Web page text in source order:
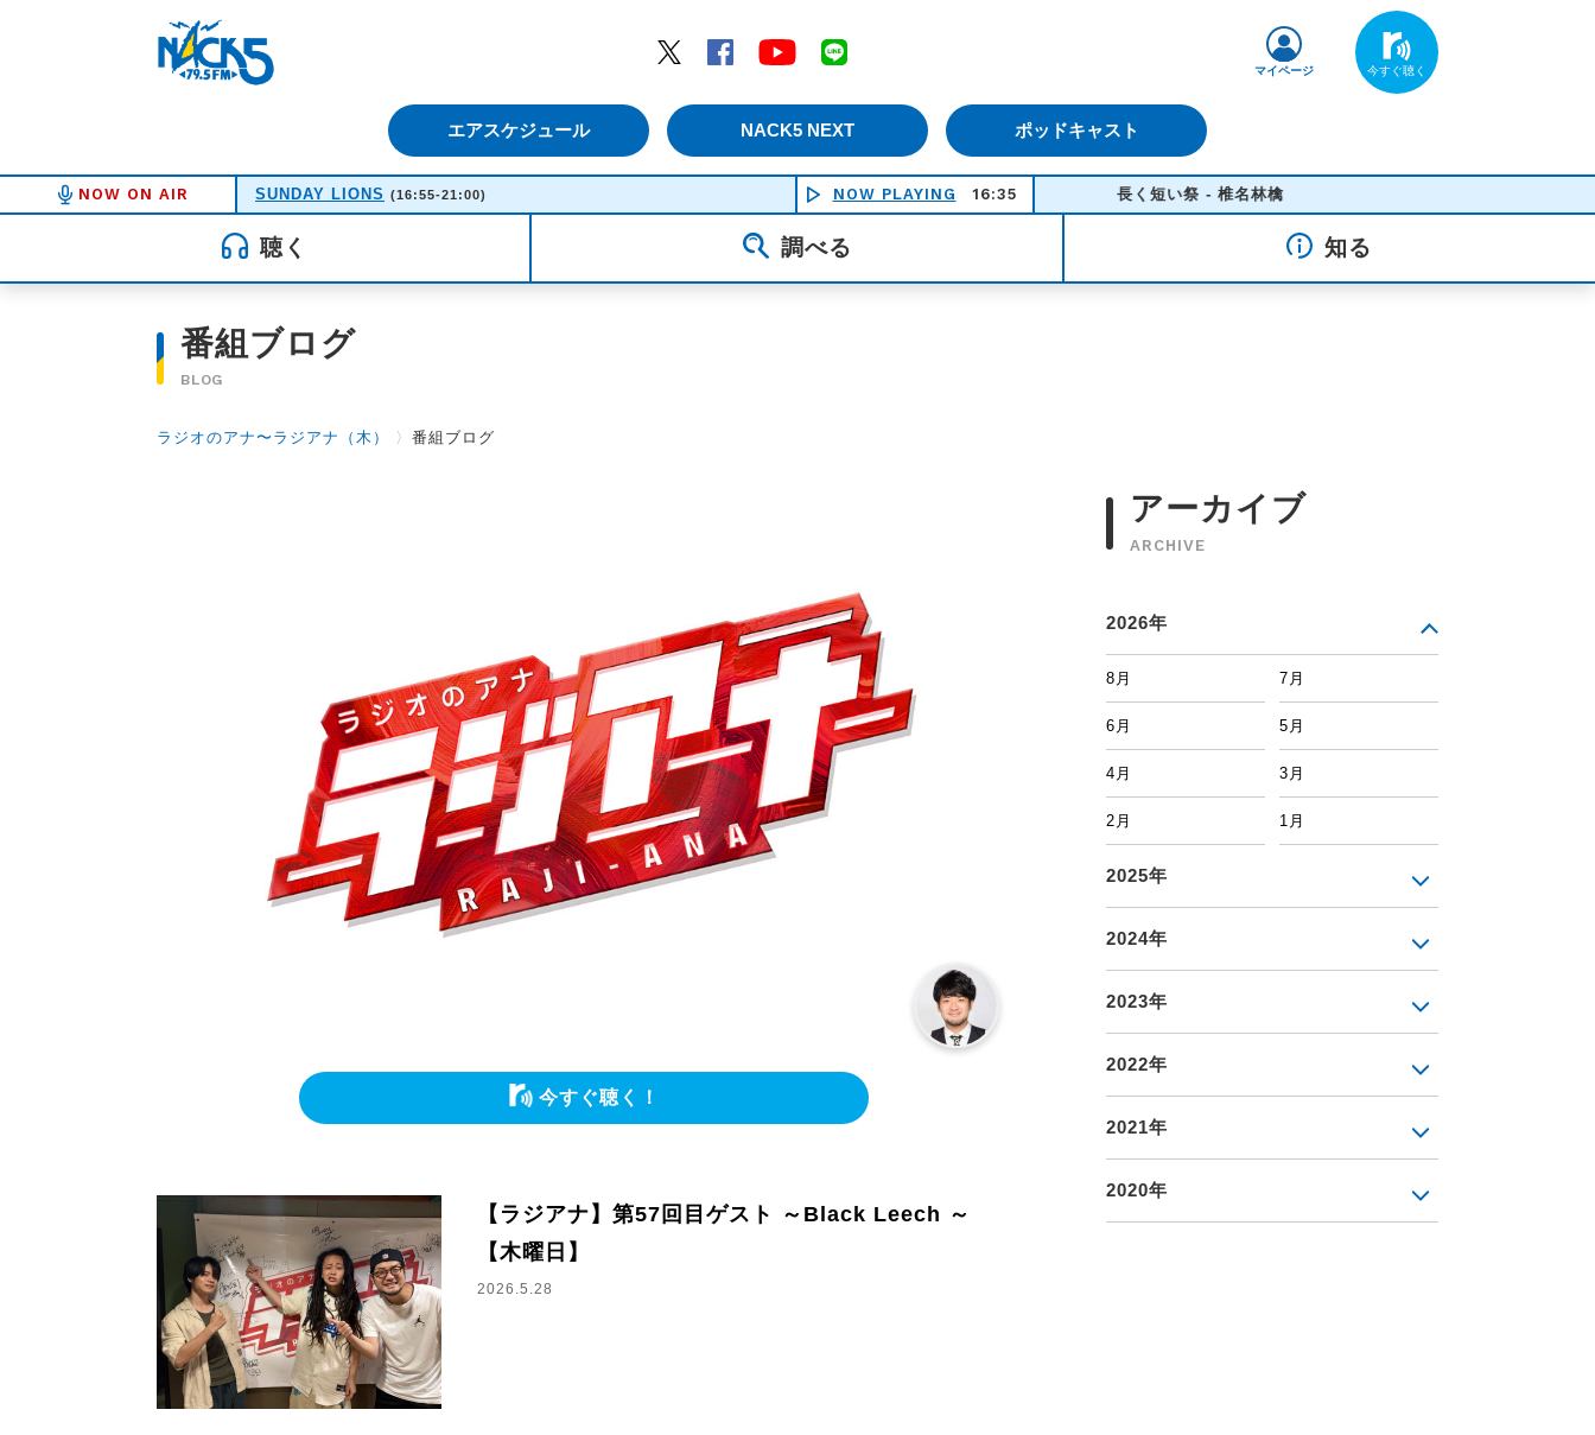
Twitter
Facebook YouTube
エアスケジュール NACK5 NEXT ポッドキャスト
マイページ
NOW ON AIR SUNDAY LIONS (16:55-21:00) NOW PLAYING 16:35 長く短い祭 - 椎名林檎
聴く 調べる 知る
番組ブログ
BLOG
ラジオのアナ〜ラジアナ（木） 〉 番組ブログ
今すぐ聴く！
【ラジアナ】第57回目ゲスト ～Black Leech ～
【木曜日】
2026.5.28
アーカイブ
ARCHIVE
2026年
8月 7月
6月 5月
4月 3月
2月 1月
2025年
2024年
2023年
2022年
2021年
2020年